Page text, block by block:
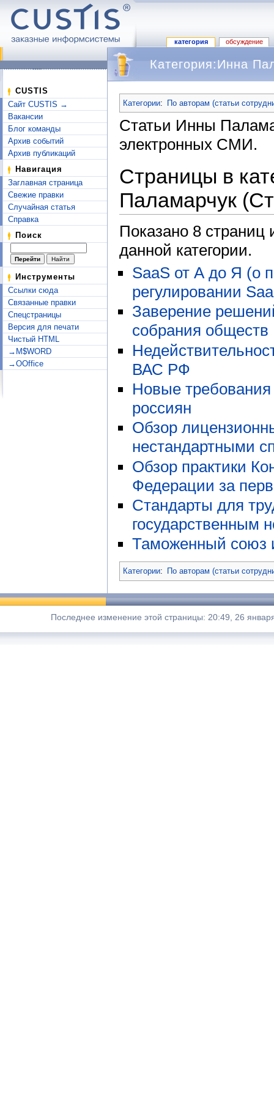
категория обсуждение
CUSTIS
Сайт CUSTIS →
Вакансии
Блог команды
Архив событий
Архив публикаций
Навигация
Заглавная страница
Свежие правки
Случайная статья
Справка
Поиск
Инструменты
Ссылки сюда
Связанные правки
Спецстраницы
Версия для печати
Чистый HTML
→M$WORD
→OOffice
Категория:Инна
Категории: По авторам (статьи
Статьи Инны
электронных СМИ.
Страницы в
Паламарчук
Показано 8 страниц
данной категории.
SaaS от А до Я (о
регулировании
Заверение
собрания обществ
ВАС РФ
Новые
россиян
Обзор
нестандартными
Обзор практики
Федерации за
Стандарты для
государственным
Таможенный союз
Категории: По авторам (статьи
Последнее изменение этой страницы: 20:49, 26